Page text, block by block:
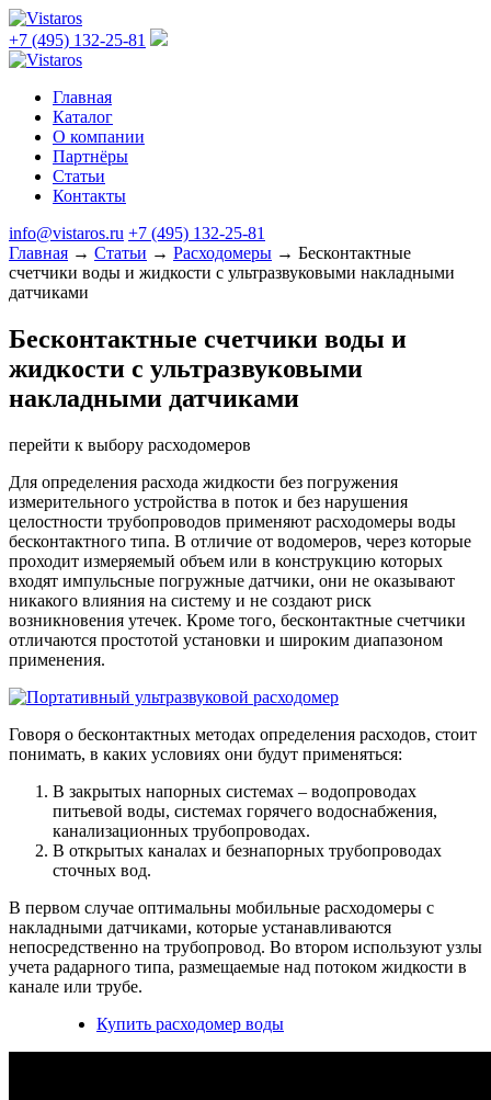
+7 (495) 132-25-81
Главная
Каталог
О компании
Партнёры
Статьи
Контакты
info@vistaros.ru +7 (495) 132-25-81
Главная → Статьи → Расходомеры → Бесконтактные
счетчики воды и жидкости с ультразвуковыми накладными
датчиками
Бесконтактные счетчики воды и
жидкости с ультразвуковыми
накладными датчиками
перейти к выбору расходомеров
Для определения расхода жидкости без погружения
измерительного устройства в поток и без нарушения
целостности трубопроводов применяют расходомеры воды
бесконтактного типа. В отличие от водомеров, через которые
проходит измеряемый объем или в конструкцию которых
входят импульсные погружные датчики, они не оказывают
никакого влияния на систему и не создают риск
возникновения утечек. Кроме того, бесконтактные счетчики
отличаются простотой установки и широким диапазоном
применения.
Говоря о бесконтактных методах определения расходов, стоит
понимать, в каких условиях они будут применяться:
В закрытых напорных системах – водопроводах
питьевой воды, системах горячего водоснабжения,
канализационных трубопроводах.
В открытых каналах и безнапорных трубопроводах
сточных вод.
В первом случае оптимальны мобильные расходомеры с
накладными датчиками, которые устанавливаются
непосредственно на трубопровод. Во втором используют узлы
учета радарного типа, размещаемые над потоком жидкости в
канале или трубе.
Купить расходомер воды